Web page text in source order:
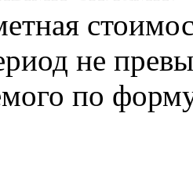
не
по